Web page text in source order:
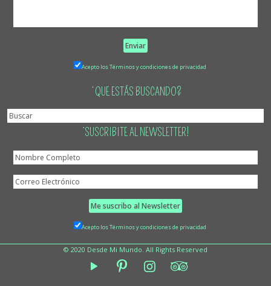
Acepto los Términos y condiciones de privacidad
¿QUE ESTÁS BUSCANDO?
¡SUSCRIBITE AL NEWSLETTER!
Acepto los Términos y condiciones de privacidad
© 2020 Desde Mi Mundo. All Rights Reserved